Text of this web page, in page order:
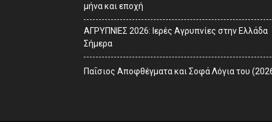
μήνα και εποχή
ΑΓΡΥΠΝΙΕΣ 2026: Ιερές Αγρυπνίες στην Ελλάδα
Σήμερα
Παΐσιος Αποφθέγματα και Σοφά Λόγια του